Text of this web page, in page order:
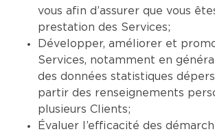
vous afin d’assurer que vous
prestation des Services;
Développer, améliorer et
Services, notamment en
des données statistiques
partir des renseignements
plusieurs Clients;
Évaluer l’efficacité des